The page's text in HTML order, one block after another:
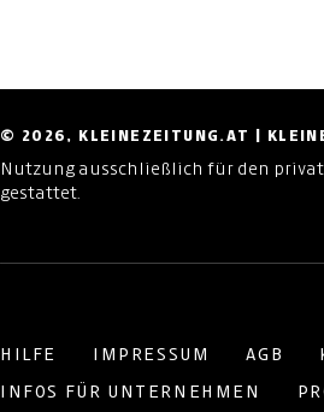
© 2026, KLEINEZEITUNG.AT |
Nutzung ausschließlich für den
gestattet.
HILFE IMPRESSUM AGB
INFOS FÜR UNTERNEHMEN